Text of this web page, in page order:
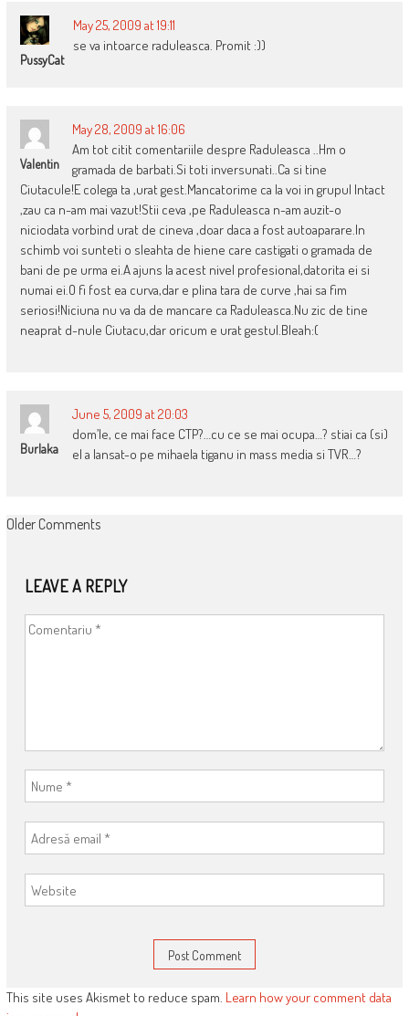
PussyCat
May 25, 2009 at 19:11
se va intoarce raduleasca. Promit :))
Valentin
May 28, 2009 at 16:06
Am tot citit comentariile despre Raduleasca ..Hm o
gramada de barbati.Si toti inversunati..Ca si tine
Ciutacule!E colega ta ,urat gest.Mancatorime ca la voi in grupul Intact
,zau ca n-am mai vazut!Stii ceva ,pe Raduleasca n-am auzit-o
niciodata vorbind urat de cineva ,doar daca a fost autoaparare.In
schimb voi sunteti o sleahta de hiene care castigati o gramada de
bani de pe urma ei.A ajuns la acest nivel profesional,datorita ei si
numai ei.O fi fost ea curva,dar e plina tara de curve ,hai sa fim
seriosi!Niciuna nu va da de mancare ca Raduleasca.Nu zic de tine
neaprat d-nule Ciutacu,dar oricum e urat gestul.Bleah:(
Burlaka
June 5, 2009 at 20:03
dom’le, ce mai face CTP?…cu ce se mai ocupa…? stiai ca (si)
el a lansat-o pe mihaela tiganu in mass media si TVR…?
COMMENT
Older Comments
LEAVE A REPLY
This site uses Akismet to reduce spam. Learn how your comment data